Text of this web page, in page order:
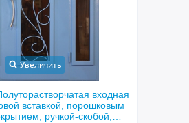
Увеличить
входная
вставкой, порошковым
ручкой-скобой,